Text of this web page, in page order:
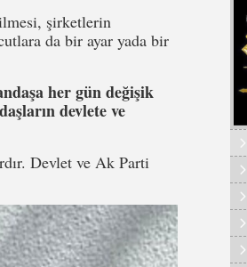
şirketlerin
da bir ayar yada bir
her gün değişik
devlete ve
Devlet ve Ak Parti